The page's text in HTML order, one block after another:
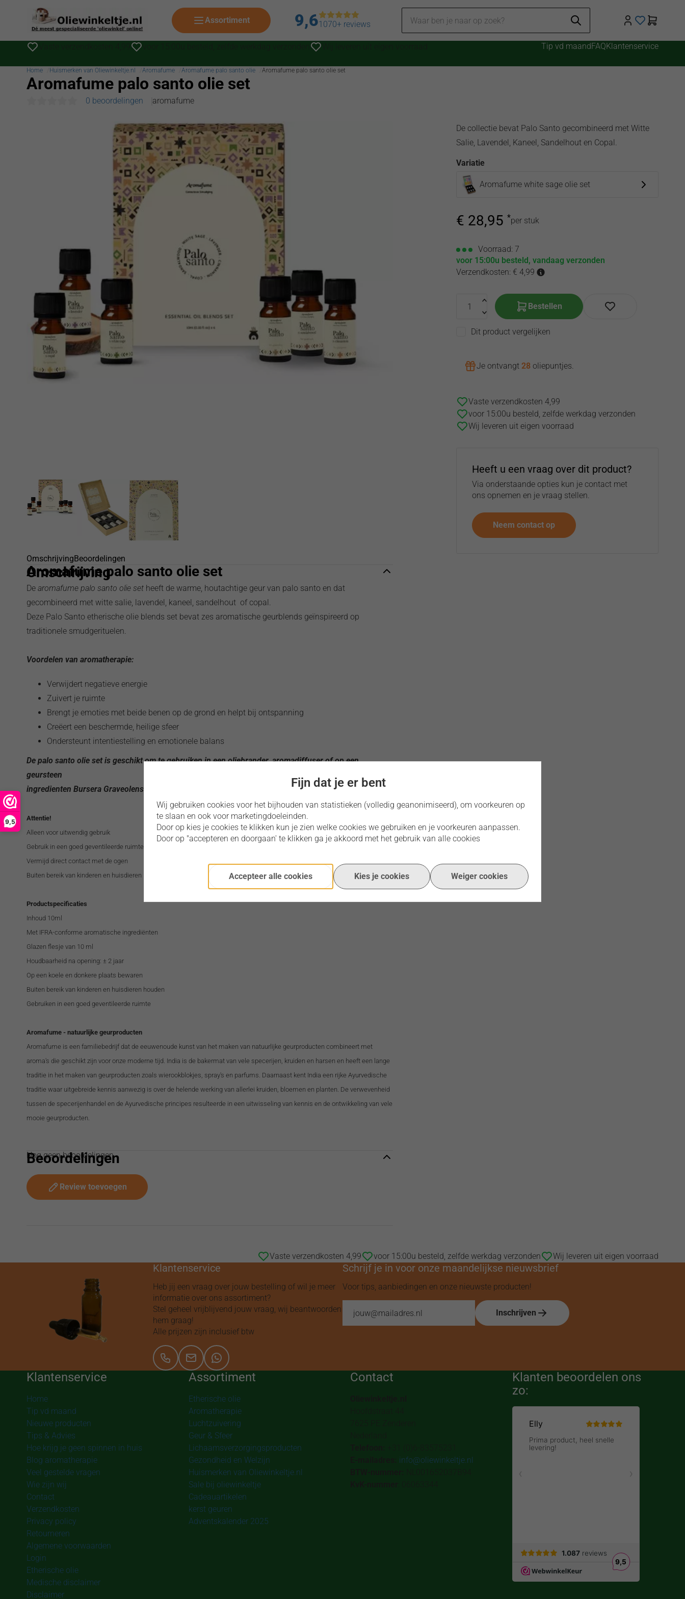
9,5
Assortiment 9,61070+ reviews
Tip vd maandFAQKlantenservice
Home Huismerken van Oliewinkeltje.nl Aromafume Aromafume palo santo olie Aromafume palo santo olie set
Aromafume palo santo olie set
0 beoordelingen aromafume
De collectie bevat Palo Santo gecombineerd met Witte
Salie, Lavendel, Kaneel, Sandelhout en Copal.
Variatie
Aromafume white sage olie set
€ 28,95*per stuk
Voorraad: 7
voor 15:00u besteld, vandaag verzonden
Verzendkosten: € 4,99
Bestellen
Dit product vergelijken
Je ontvangt28 oliepuntjes.
Vaste verzendkosten 4,99
voor 15:00u besteld, zelfde werkdag verzonden
Wij leveren uit eigen voorraad
Heeft u een vraag over dit product?
Via onderstaande opties kun je contact met
ons opnemen en je vraag stellen.
Neem contact op
OmschrijvingBeoordelingen
Omschrijving
Aromafume palo santo olie set
De aromafume palo santo olie set heeft de warme, houtachtige geur van palo santo en dat
gecombineerd met witte salie, lavendel, kaneel, sandelhout of copal.
Deze Palo Santo etherische olie blends set bevat zes aromatische geurblends geïnspireerd op
traditionele smudgerituelen.
Voordelen van aromatherapie:
Verwijdert negatieve energie
Zuivert je ruimte
Brengt je emoties met beide benen op de grond en helpt bij ontspanning
Creëert een beschermde, heilige sfeer
Ondersteunt intentiestelling en emotionele balans
De palo santo olie set is geschikt om te gebruiken in een oliebrander, aromadiffuser of op een
geursteen
ingredienten Bursera Graveolens Olie, Natuurlijke emollient extracten
Attentie!
Alleen voor uitwendig gebruik
Gebruik in een goed geventileerde ruimte
Vermijd direct contact met de ogen
Buiten bereik van kinderen en huisdieren houden
Productspecificaties
Inhoud 10ml
Met IFRA-conforme aromatische ingrediënten
Glazen flesje van 10 ml
Houdbaarheid na opening: ± 2 jaar
Op een koele en donkere plaats bewaren
Buiten bereik van kinderen en huisdieren houden
Gebruiken in een goed geventileerde ruimte
Aromafume - natuurlijke geurproducten
Aromafume is een familiebedrijf dat de eeuwenoude kunst van het maken van natuurlijke geurproducten combineert met
aroma's die geschikt zijn voor onze moderne tijd. India is de bakermat van vele specerijen, kruiden en harsen en heeft een lange
traditie in het maken van geurproducten zoals wierookblokjes, spray's en parfums. Daarnaast kent India een rijke Ayurvedische
traditie waar uitgebreide kennis aanwezig is over de helende werking van allerlei kruiden, bloemen en planten. De verwevenheid
tussen de specerijenhandel en de Ayurvedische principes resulteerde in een uitwisseling van kennis en de ontwikkeling van vele
mooie geurproducten.
Beoordelingen
Nog geen beoordelingen
Review toevoegen
Vaste verzendkosten 4,99 voor 15:00u besteld, zelfde werkdag verzonden Wij leveren uit eigen voorraad
Klantenservice
Heb jij een vraag over jouw bestelling of wil je meer
informatie over ons assortiment?
Stel geheel vrijblijvend jouw vraag, wij beantwoorden
hem graag!
Alle prijzen zijn inclusief btw
Schrijf je in voor onze maandelijkse nieuwsbrief
Voor tips, aanbiedingen en onze nieuwste producten!
Inschrijven
Klantenservice
Home
Tip vd maand
Nieuwe producten
Tips & Advies
Hoe krijg je geen spinnen in huis
Blog aromatherapie
Veel gestelde vragen
Wie zijn wij
Contact
Verzendkosten
Privacy policy
Retourneren
Algemene voorwaarden
Login
Etherische olie
Medische disclaimer
Disclaimer
Assortiment
Etherische olie
Aromatherapie
Luchtzuivering
Geur & Sfeer
Lichaamsverzorgingsproducten
Gezondheid en Welzijn
Huismerken van Oliewinkeltje.nl
Sale bij oliewinkeltje
Cadeauartikelen
kerst geuren
Adventskalender 2025
Contact
info@oliewinkeltje.nl
Klanten beoordelen ons
zo:
Fijn dat je er bent
Wij gebruiken cookies voor het bijhouden van statistieken (volledig geanonimiseerd), om voorkeuren op
te slaan en ook voor marketingdoeleinden.
Door op kies je cookies te klikken kun je zien welke cookies we gebruiken en je voorkeuren aanpassen.
Door op "accepteren en doorgaan' te klikken ga je akkoord met het gebruik van alle cookies
Accepteer alle cookies Kies je cookies Weiger cookies